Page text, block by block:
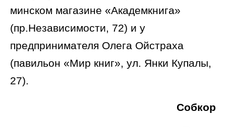
минском магазине «Академкнига»
(пр.Независимости, 72) и у
предпринимателя Олега Ойстраха
(павильон «Мир книг», ул. Янки Купалы,
27).
Собкор